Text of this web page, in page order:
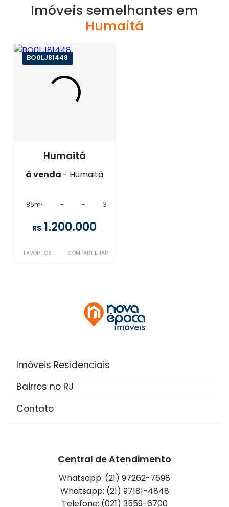
Imóveis semelhantes em
Humaitá
BO0LJ81448
Humaitá
à venda - Humaitá
86m² - - 3
R$ 1.200.000
FAVORITOS COMPARTILHAR
Imóveis Residenciais
Bairros no RJ
Contato
Central de Atendimento
Whatsapp: (21) 97262-7698
Whatsapp: (21) 97181-4848
Telefone: (021) 3559-6700